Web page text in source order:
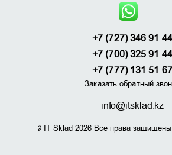
+7 (727) 346 91 44
+7 (700) 325 91 44
+7 (777) 131 51 67
Заказать обратный
info@itsklad.kz
© IT Sklad 2026 Все права защищены